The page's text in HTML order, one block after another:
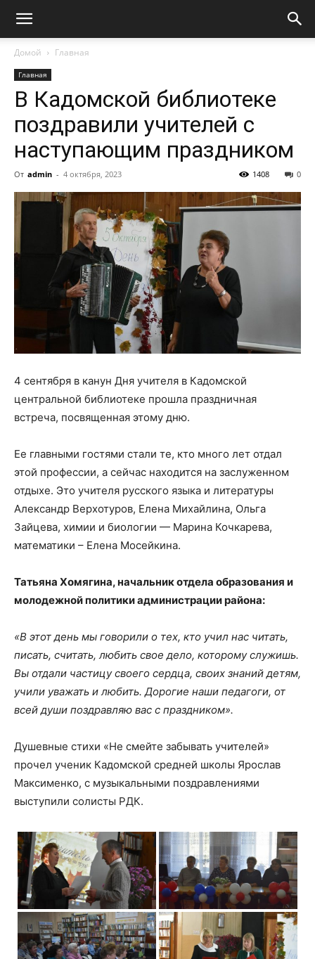
Домой Главная
Главная
В Кадомской библиотеке
поздравили учителей с
наступающим праздником
От admin - 4 октября, 2023 0
1408
4 сентября в канун Дня учителя в Кадомской
центральной библиотеке прошла праздничная
встреча, посвященная этому дню.
Ее главными гостями стали те, кто много лет отдал
этой профессии, а сейчас находится на заслуженном
отдыхе. Это учителя русского языка и литературы
Александр Верхотуров, Елена Михайлина, Ольга
Зайцева, химии и биологии — Марина Кочкарева,
математики – Елена Мосейкина.
Татьяна Хомягина, начальник отдела образования и
молодежной политики администрации района:
«В этот день мы говорили о тех, кто учил нас читать,
писать, считать, любить свое дело, которому служишь.
Вы отдали частицу своего сердца, своих знаний детям,
учили уважать и любить. Дорогие наши педагоги, от
всей души поздравляю вас с праздником».
Душевные стихи «Не смейте забывать учителей»
прочел ученик Кадомской средней школы Ярослав
Максименко, с музыкальными поздравлениями
выступили солисты РДК.